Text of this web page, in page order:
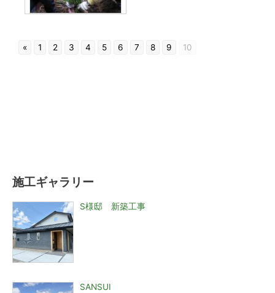
« 1 2 3 4 5 6 7 8 9 10
施工ギャラリー
S様邸 新築工事
SANSUI